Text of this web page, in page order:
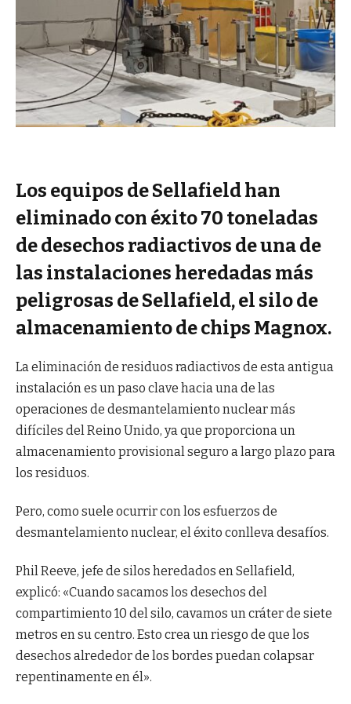
Los equipos de Sellafield han
eliminado con éxito 70 toneladas
de desechos radiactivos de una de
las instalaciones heredadas más
peligrosas de Sellafield, el silo de
almacenamiento de chips Magnox.
La eliminación de residuos radiactivos de esta antigua
instalación es un paso clave hacia una de las
operaciones de desmantelamiento nuclear más
difíciles del Reino Unido, ya que proporciona un
almacenamiento provisional seguro a largo plazo para
los residuos.
Pero, como suele ocurrir con los esfuerzos de
desmantelamiento nuclear, el éxito conlleva desafíos.
Phil Reeve, jefe de silos heredados en Sellafield,
explicó: «Cuando sacamos los desechos del
compartimiento 10 del silo, cavamos un cráter de siete
metros en su centro. Esto crea un riesgo de que los
desechos alrededor de los bordes puedan colapsar
repentinamente en él».